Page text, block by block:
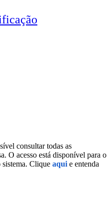
consultar todas as
O acesso está disponível para o
sistema. Clique aqui e entenda